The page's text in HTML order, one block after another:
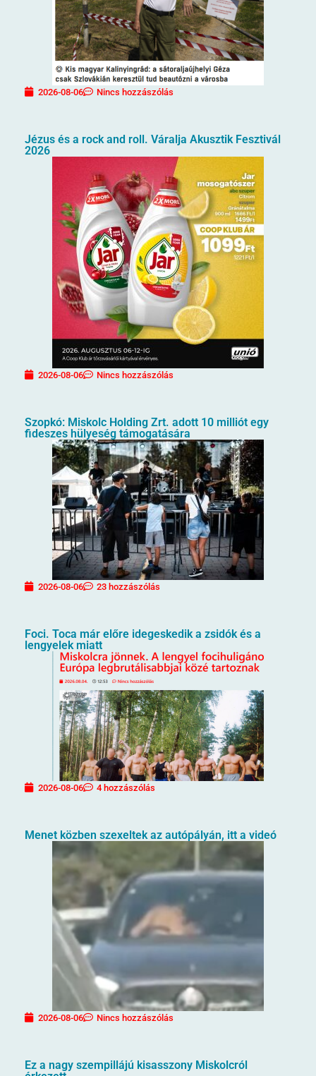
2026-08-06 Nincs hozzászólás
Jézus és a rock and roll. Váralja Akusztik Fesztivál
2026
2026-08-06 Nincs hozzászólás
Szopkó: Miskolc Holding Zrt. adott 10 milliót egy
fideszes hülyeség támogatására
2026-08-06 23 hozzászólás
Foci. Toca már előre idegeskedik a zsidók és a
lengyelek miatt
2026-08-06 4 hozzászólás
Menet közben szexeltek az autópályán, itt a videó
2026-08-06 Nincs hozzászólás
Ez a nagy szempillájú kisasszony Miskolcról